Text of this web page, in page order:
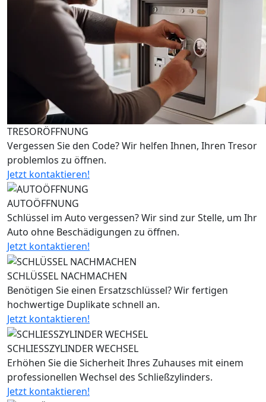
TRESORÖFFNUNG
Vergessen Sie den Code? Wir helfen Ihnen, Ihren Tresor
problemlos zu öffnen.
Jetzt kontaktieren!
AUTOÖFFNUNG
Schlüssel im Auto vergessen? Wir sind zur Stelle, um Ihr
Auto ohne Beschädigungen zu öffnen.
Jetzt kontaktieren!
SCHLÜSSEL NACHMACHEN
Benötigen Sie einen Ersatzschlüssel? Wir fertigen
hochwertige Duplikate schnell an.
Jetzt kontaktieren!
SCHLIESSZYLINDER WECHSEL
Erhöhen Sie die Sicherheit Ihres Zuhauses mit einem
professionellen Wechsel des Schließzylinders.
Jetzt kontaktieren!